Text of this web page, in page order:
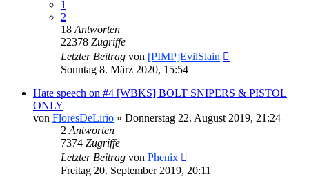
1
2
18 Antworten
22378 Zugriffe
Letzter Beitrag von [PIMP]EvilSlain
Sonntag 8. März 2020, 15:54
Hate speech on #4 [WBKS] BOLT SNIPERS & PISTOL
ONLY
von FloresDeLirio » Donnerstag 22. August 2019, 21:24
2 Antworten
7374 Zugriffe
Letzter Beitrag von Phenix
Freitag 20. September 2019, 20:11